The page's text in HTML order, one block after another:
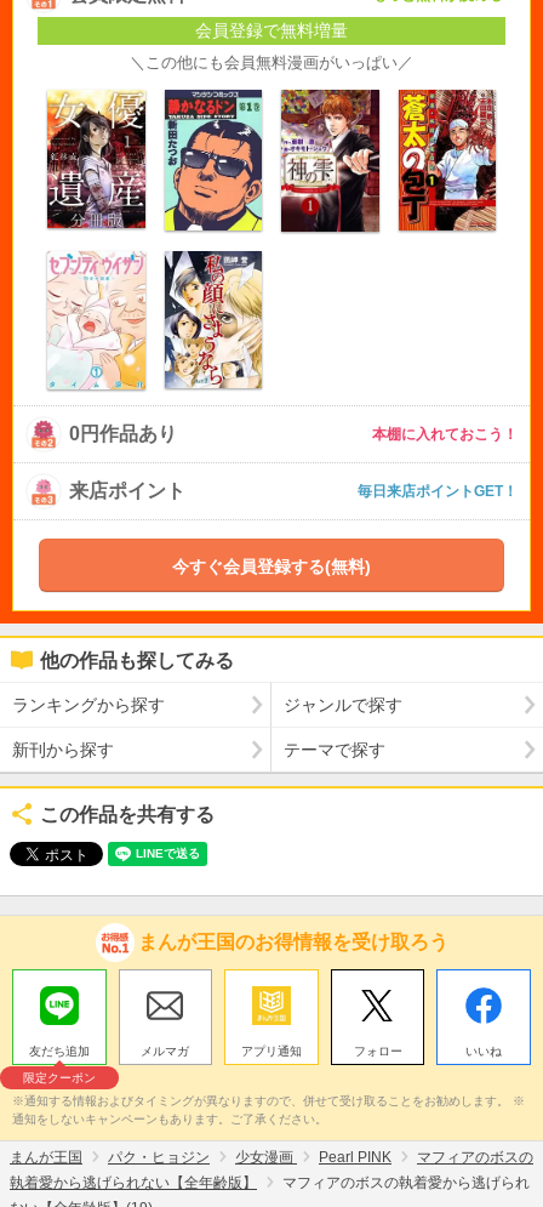
会員登録で無料増量
＼この他にも会員無料漫画がいっぱい／
0円作品あり 本棚に入れておこう！
来店ポイント 毎日来店ポイントGET！
今すぐ会員登録する(無料)
他の作品も探してみる
ランキングから探す ジャンルで探す
新刊から探す テーマで探す
この作品を共有する
まんが王国のお得情報を受け取ろう
友だち追加
限定クーポン
メルマガ アプリ通知 フォロー いいね
※通知する情報およびタイミングが異なりますので、併せて受け取ることをお勧めします。 ※
通知をしないキャンペーンもあります。ご了承ください。
まんが王国 パク・ヒョジン 少女漫画 Pearl PINK
マフィアのボスの
執着愛から逃げられない【全年齢版】
マフィアのボスの執着愛から逃げられ